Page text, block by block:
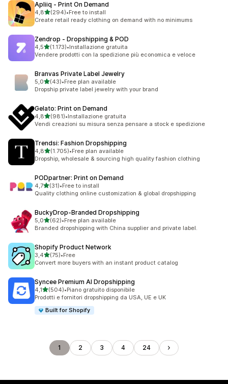
Apliiq ‑ Print On Demand
4,8stelle su 5
(294)
294 recensioni totali
•Free to install
Create retail ready clothing on demand with no minimums
Zendrop ‑ Dropshipping & POD
4,5stelle su 5
(1.173)
1173 recensioni totali
•Installazione gratuita
Vendere prodotti con la spedizione più economica e veloce
Branvas Private Label Jewelry
5,0stelle su 5
(43)
43 recensioni totali
•Free plan available
Dropship private label jewelry with your brand
Gelato: Print on Demand
4,8stelle su 5
(981)
981 recensioni totali
•Installazione gratuita
Vendi creazioni su misura senza pensare a stock e spedizione
Trendsi: Fashion Dropshipping
4,8stelle su 5
(1.705)
1705 recensioni totali
•Free plan available
Dropship, wholesale & sourcing high quality fashion clothing
PODpartner: Print on Demand
4,7stelle su 5
(31)
31 recensioni totali
•Free to install
Quality clothing online customization & global dropshipping
BuckyDrop‑Branded Dropshipping
5,0stelle su 5
(62)
62 recensioni totali
•Free plan available
Branded dropshipping with China supplier and private label.
Shopify Product Network
3,4stelle su 5
(75)
75 recensioni totali
•Free
Convert more buyers with an instant product catalog
Syncee Premium AI Dropshipping
4,1stelle su 5
(504)
504 recensioni totali
•Piano gratuito disponibile
Prodotti e fornitori dropshipping da USA, UE e UK
Built for Shopify
1 2 3 4 24